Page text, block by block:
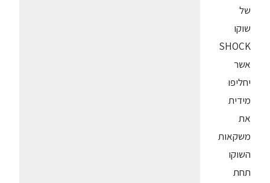
של
שוקו
SHOCK
אשר
יחליפו
מידית
את
משקאות
השוקו
תחת